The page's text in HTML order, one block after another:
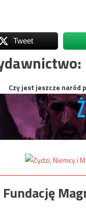
Tweet
Czy jest jeszcze naród